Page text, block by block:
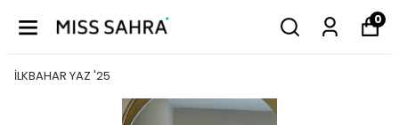
0
İLKBAHAR YAZ '25